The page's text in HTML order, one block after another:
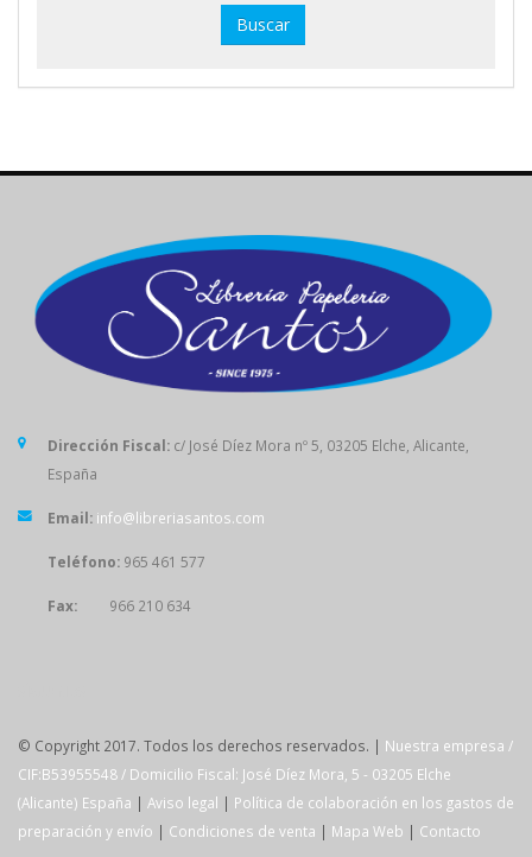
Dirección Fiscal: c/ José Díez Mora nº 5, 03205 Elche, Alicante,
España
Email: info@libreriasantos.com
Teléfono: 965 461 577
Fax: 966 210 634
© Copyright 2017. Todos los derechos reservados. | Nuestra empresa /
CIF:B53955548 / Domicilio Fiscal: José Díez Mora, 5 - 03205 Elche
(Alicante) España | Aviso legal | Política de colaboración en los gastos de
preparación y envío | Condiciones de venta | Mapa Web | Contacto